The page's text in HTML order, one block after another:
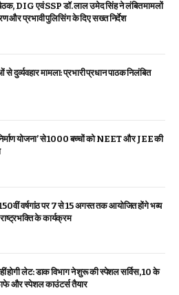
DIG एवं SSP डॉ. लाल उमेद सिंह ने लंबित मामलों
और प्रभावी पुलिसिंग के दिए सख्त निर्देश
से दुर्व्यवहार मामला: प्रभारी प्रधान पाठक निलंबित
योजना’ से 1000 बच्चों को NEET और JEE की
150वीं वर्षगांठ पर 7 से 15 अगस्त तक आयोजित होंगे भव्य
के कार्यक्रम
होगी लेट: डाक विभाग ने शुरू की स्पेशल सर्विस, ₹10 के
और स्पेशल काउंटर्स तैयार